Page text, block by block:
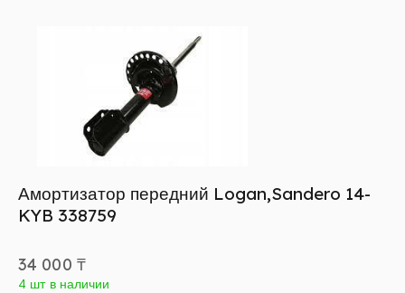
Амортизатор передний Logan,Sandero 14-
KYB 338759
34 000 ₸
4 шт в наличии